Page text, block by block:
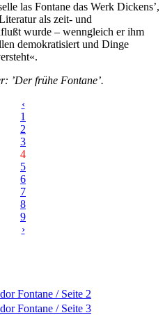
las Fontane das Werk Dickens’,
als zeit- und
wurde – wenngleich er ihm
demokratisiert und Dinge
’Der frühe Fontane’.
‹
1
2
3
4
5
6
7
8
9
›
Fontane / Seite 2
Fontane / Seite 3